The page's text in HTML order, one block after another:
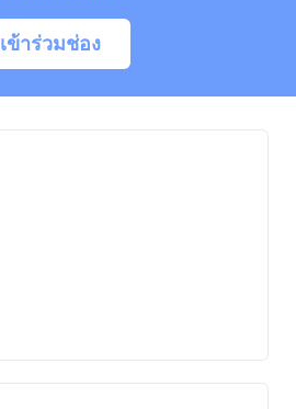
เข้าร่วมช่อง